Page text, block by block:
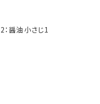
2 ：醤油小さじ1